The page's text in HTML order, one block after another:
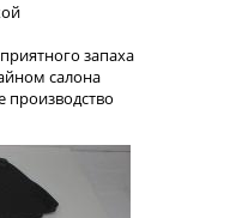
запаха
салона
производство